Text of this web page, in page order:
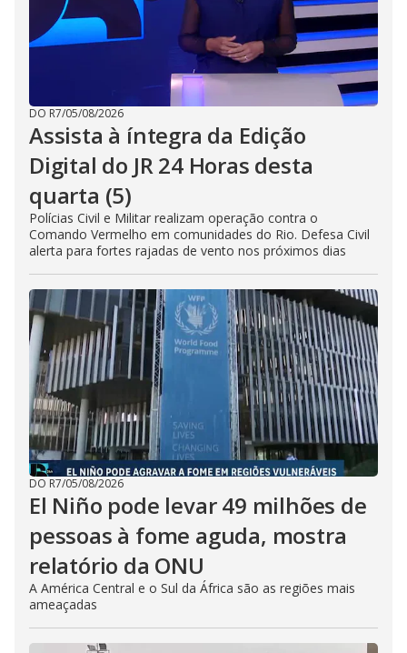
DO R7/05/08/2026
Assista à íntegra da Edição
Digital do JR 24 Horas desta
quarta (5)
Polícias Civil e Militar realizam operação contra o
Comando Vermelho em comunidades do Rio. Defesa Civil
alerta para fortes rajadas de vento nos próximos dias
DO R7/05/08/2026
El Niño pode levar 49 milhões de
pessoas à fome aguda, mostra
relatório da ONU
A América Central e o Sul da África são as regiões mais
ameaçadas